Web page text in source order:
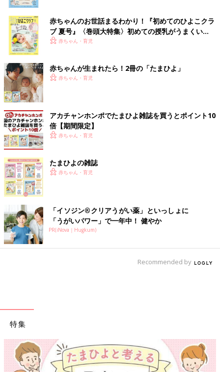
赤ちゃんのお世話まるわかり！『初めてのひよこクラ
ブ 夏号』〈巻頭大特集〉初めての授乳がうまくい
く！ おっぱい・ミルクの基本と夏のトラブル 解決テ
赤ちゃん・育児
赤ちゃんが生まれたら！2冊の「たまひよ」
赤ちゃん・育児
アカチャンホンポでたまひよ雑誌を買うとポイント10
倍【期間限定】
赤ちゃん・育児
たまひよの雑誌
赤ちゃん・育児
「イソジン®クリアうがい薬」といっしょに
「うがいパワー」で一年中！ 健やか
PR(iNova｜Hugkum)
Recommended by
特集
【ワクチン接種できるものも】妊婦の感染症対策、知っておいて！